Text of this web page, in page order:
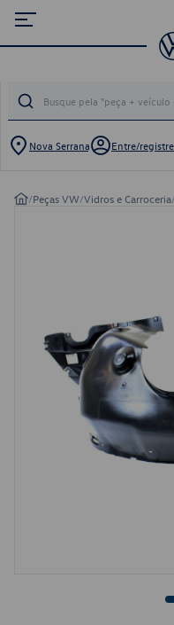
Nova Serrana Entre/
/Peças VW/Vidros e Carroceria/